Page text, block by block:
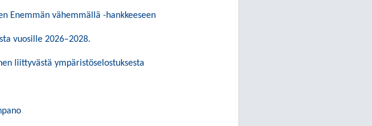
Enemmän vähemmällä -hankkeeseen
vuosille 2026–2028.
liittyvästä ympäristöselostuksesta